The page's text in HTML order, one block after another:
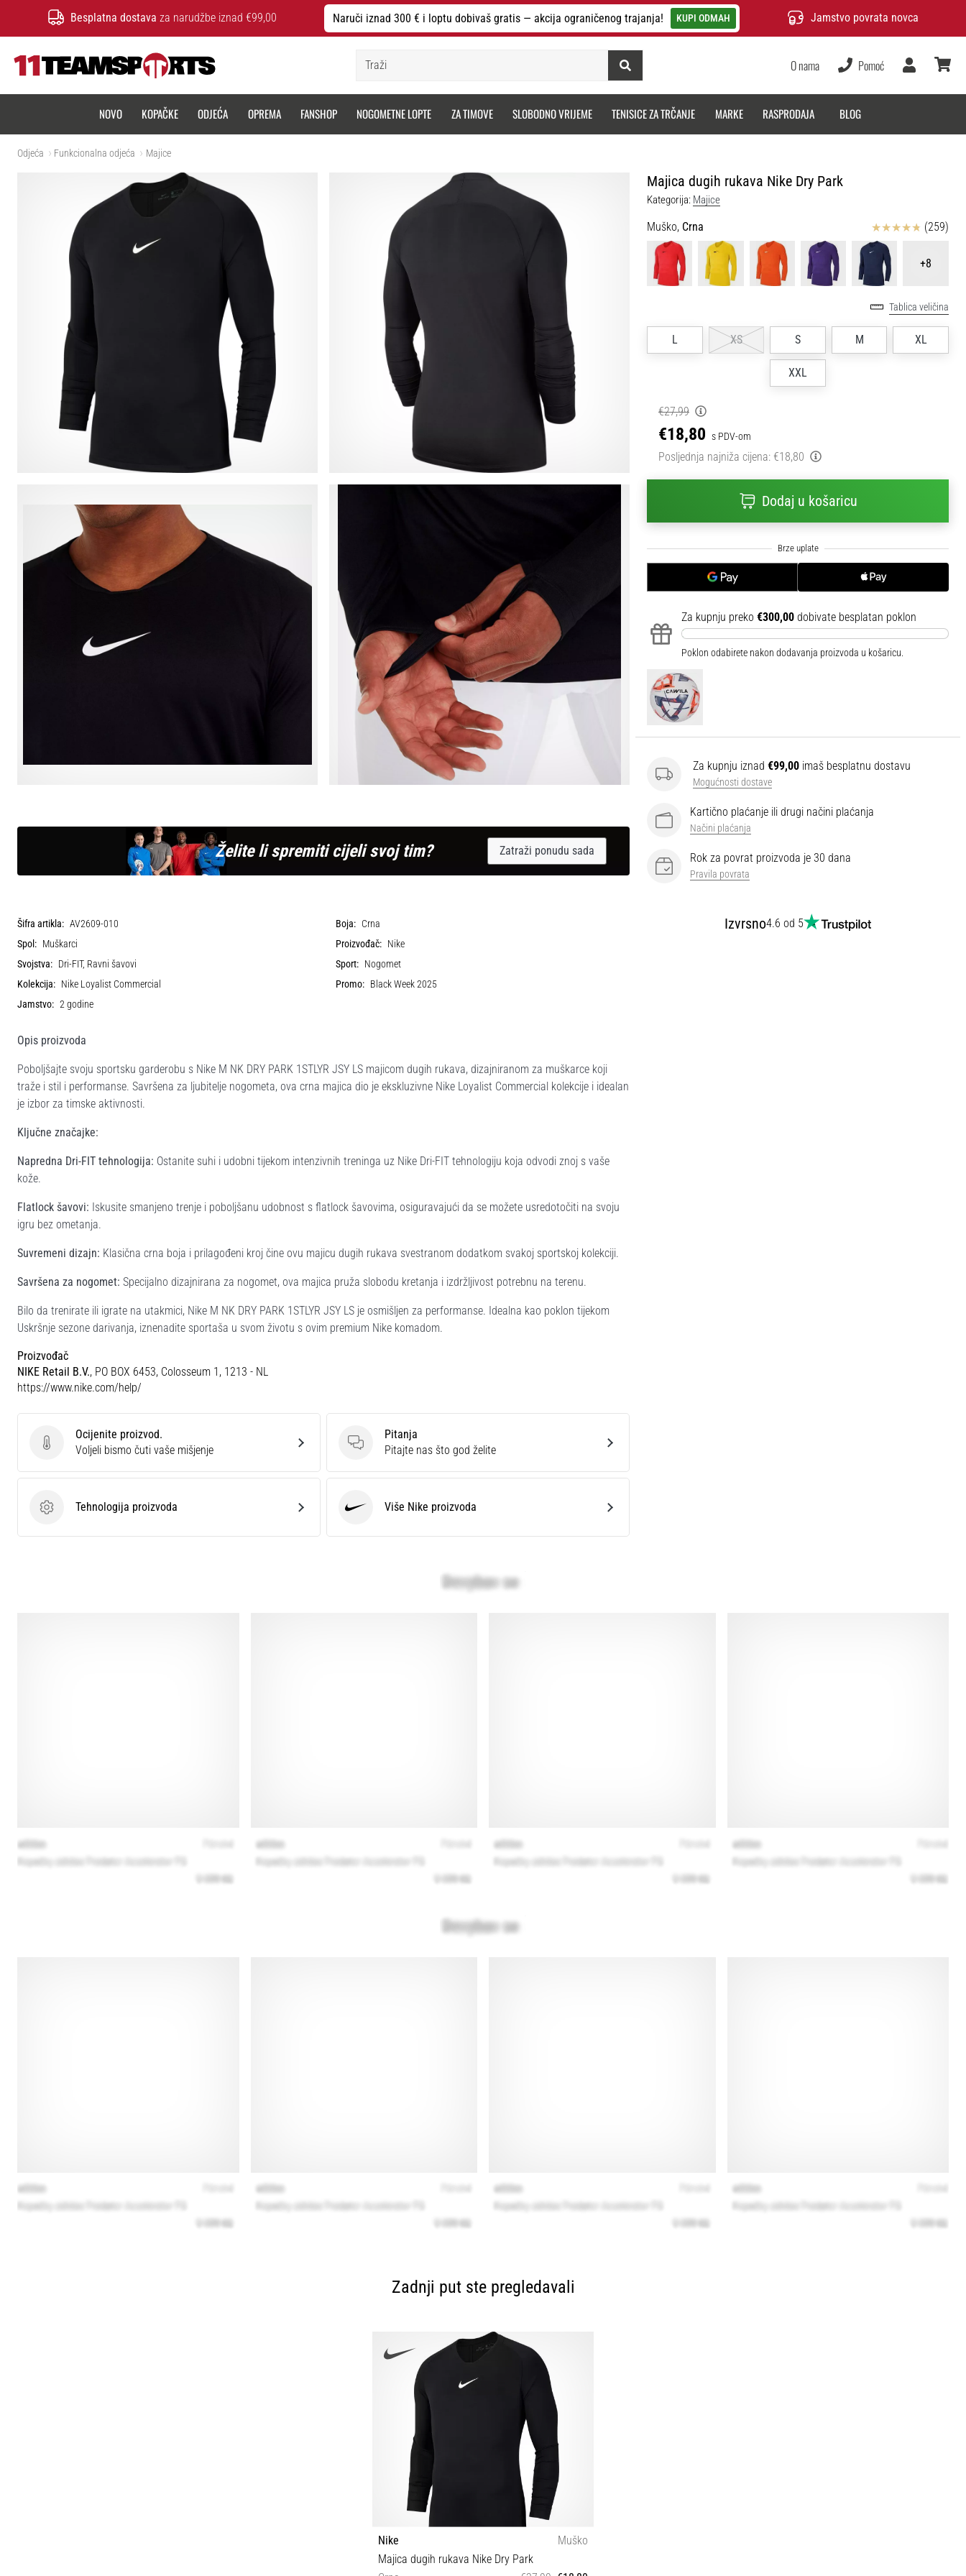
Besplatna dostava za narudžbe iznad €99,00 Naruči iznad 300 € i loptu dobivaš gratis — akcija ograničenog trajanja! KUPI ODMAH Jamstvo povrata novca
O nama Pomoć
Korisnik
NOVO KOPAČKE ODJEĆA OPREMA FANSHOP NOGOMETNE LOPTE ZA TIMOVE SLOBODNO VRIJEME TENISICE ZA TRČANJE MARKE RASPRODAJA BLOG
Odjeća Funkcionalna odjeća Majice
Majica dugih rukava Nike Dry Park
Kategorija: Majice
Muško, Crna Ocjena proizvoda
(259)
+8
Tablica veličina
L XS S M XL
XXL
€27,99
€18,80 s PDV-om
Posljednja najniža cijena: €18,80
Dodaj u košaricu
Za kupnju preko €300,00 dobivate besplatan poklon
Poklon odabirete nakon dodavanja proizvoda u košaricu.
Za kupnju iznad €99,00 imaš besplatnu dostavu
Mogućnosti dostave
Kartično plaćanje ili drugi načini plaćanja
Načini plaćanja
Rok za povrat proizvoda je 30 dana
Pravila povrata
Izvrsno4.6 od 5
Želite li spremiti cijeli svoj tim? Zatraži ponudu sada
Šifra artikla: AV2609-010 Boja: Crna
Spol: Muškarci Proizvođač: Nike
Svojstva: Dri-FIT, Ravni šavovi Sport: Nogomet
Kolekcija: Nike Loyalist Commercial Promo: Black Week 2025
Jamstvo: 2 godine
Opis proizvoda
Poboljšajte svoju sportsku garderobu s Nike M NK DRY PARK 1STLYR JSY LS majicom dugih rukava, dizajniranom za muškarce koji
traže i stil i performanse. Savršena za ljubitelje nogometa, ova crna majica dio je ekskluzivne Nike Loyalist Commercial kolekcije i idealan
je izbor za timske aktivnosti.
Ključne značajke:
Napredna Dri-FIT tehnologija: Ostanite suhi i udobni tijekom intenzivnih treninga uz Nike Dri-FIT tehnologiju koja odvodi znoj s vaše
kože.
Flatlock šavovi: Iskusite smanjeno trenje i poboljšanu udobnost s flatlock šavovima, osiguravajući da se možete usredotočiti na svoju
igru bez ometanja.
Suvremeni dizajn: Klasična crna boja i prilagođeni kroj čine ovu majicu dugih rukava svestranom dodatkom svakoj sportskoj kolekciji.
Savršena za nogomet: Specijalno dizajnirana za nogomet, ova majica pruža slobodu kretanja i izdržljivost potrebnu na terenu.
Bilo da trenirate ili igrate na utakmici, Nike M NK DRY PARK 1STLYR JSY LS je osmišljen za performanse. Idealna kao poklon tijekom
Uskršnje sezone darivanja, iznenadite sportaša u svom životu s ovim premium Nike komadom.
Proizvođač
NIKE Retail B.V., PO BOX 6453, Colosseum 1, 1213 - NL
https://www.nike.com/help/
Ocijenite proizvod.
Ocijenite proizvod.
Voljeli bismo čuti vaše mišjenje
Pitanja
Pitanja
Pitajte nas što god želite
Tehnologija proizvoda
Tehnologija proizvoda Više Nike proizvoda
Zadnji put ste pregledavali
Nike
Muško
Majica dugih rukava Nike Dry Park